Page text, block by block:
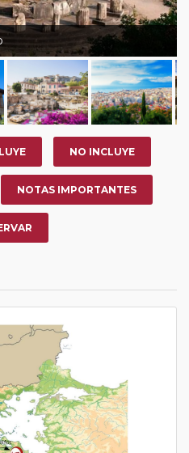
NO INCLUYE
NOTAS IMPORTANTES